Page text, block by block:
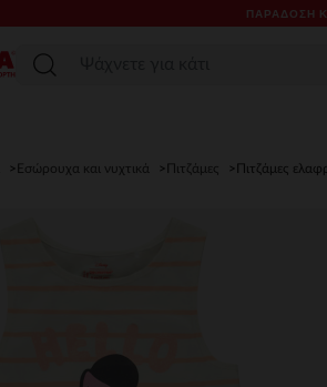
ΠΑΡΆΔΟΣΗ
Εσώρουχα και νυχτικά Πιτζάμες Πιτζάμες